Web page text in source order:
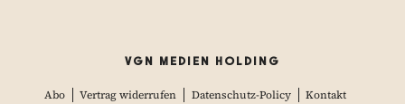
VGN MEDIEN HOLDING
Abo Vertrag widerrufen Datenschutz-Policy
Kontakt